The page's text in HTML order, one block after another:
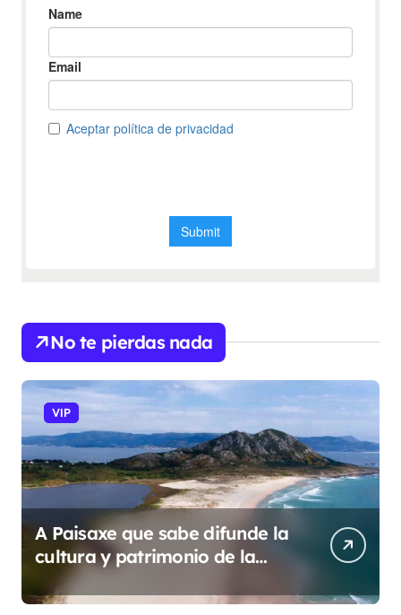
No te pierdas nada
VIP
A Paisaxe que sabe difunde la
cultura y patrimonio de la
provincia de A Coruña a
través de su gastronomía